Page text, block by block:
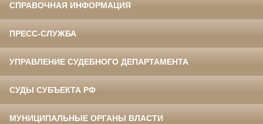
СПРАВОЧНАЯ ИНФОРМАЦИЯ
ПРЕСС-СЛУЖБА
УПРАВЛЕНИЕ СУДЕБНОГО ДЕПАРТАМЕНТА
СУДЫ СУБЪЕКТА РФ
МУНИЦИПАЛЬНЫЕ ОРГАНЫ ВЛАСТИ